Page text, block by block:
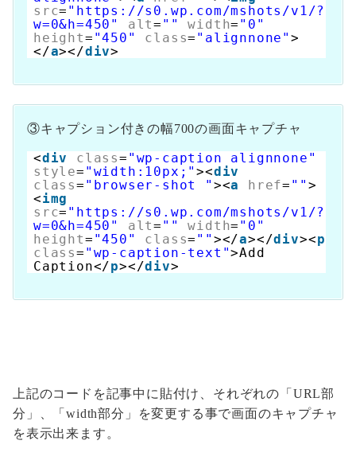
src= "https://s0.wp.com/mshots/v1/?
w=0&h=450"
alt= "" width= "0"
height= "450" class= "alignnone">
</a></div>
③キャプション付きの幅700の画面キャプチャ
<div class= "wp-caption alignnone"
style= "width:10px;"><div
class= "browser-shot " ><a href= "" >
<img
src= "https://s0.wp.com/mshots/v1/?
w=0&h=450"
alt= "" width= "0"
height= "450" class= "" ></a></div><p
class= "wp-caption-text">Add
Caption</p></div>
上記のコードを記事中に貼付け、それぞれの「URL部
分」、「width部分」を変更する事で画面のキャプチャ
を表示出来ます。